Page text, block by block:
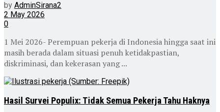
by AdminSirana2
2 May 2026
0
1 Mei 2026- Perempuan pekerja di Indonesia hingga saat ini
masih berada dalam situasi penuh ketidakpastian,
diskriminasi, dan kekerasan yang ...
Hasil Survei Populix: Tidak Semua Pekerja Tahu Haknya